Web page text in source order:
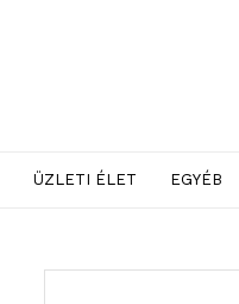
ÜZLETI ÉLET EGYÉB